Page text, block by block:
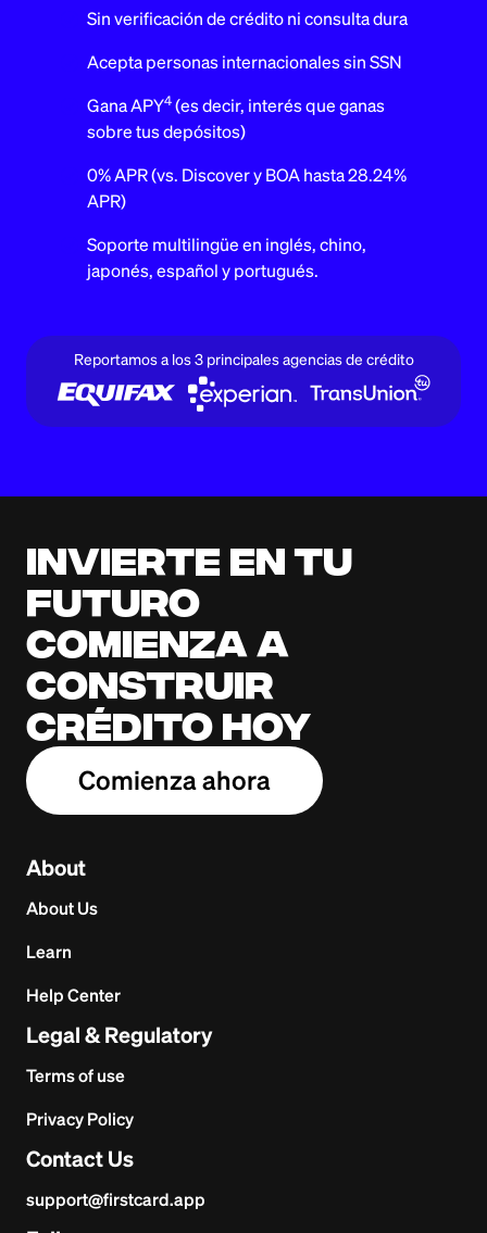
Sin verificación de crédito ni consulta dura
Acepta personas internacionales sin SSN
Gana APY4 (es decir, interés que ganas
sobre tus depósitos)
0% APR (vs. Discover y BOA hasta 28.24%
APR)
Soporte multilingüe en inglés, chino,
japonés, español y portugués.
Reportamos a los 3 principales agencias de crédito
Invierte en tu
futuro
Comienza a
construir
crédito hoy
Comienza ahora
About
About Us
Learn
Help Center
Legal & Regulatory
Terms of use
Privacy Policy
Contact Us
support@firstcard.app